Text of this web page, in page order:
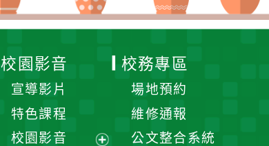
校園影音
宣導影片
特色課程
校園影音
校務專區
場地預約
維修通報
公文整合系統